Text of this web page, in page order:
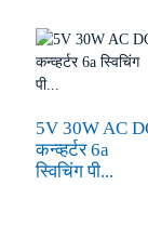
5V 30W AC
कन्व्हर्टर 6a
स्विचिंग पी...